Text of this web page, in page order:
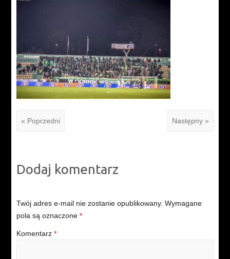
« Poprzedni Następny »
Dodaj komentarz
Twój adres e-mail nie zostanie opublikowany. Wymagane
pola są oznaczone *
Komentarz *